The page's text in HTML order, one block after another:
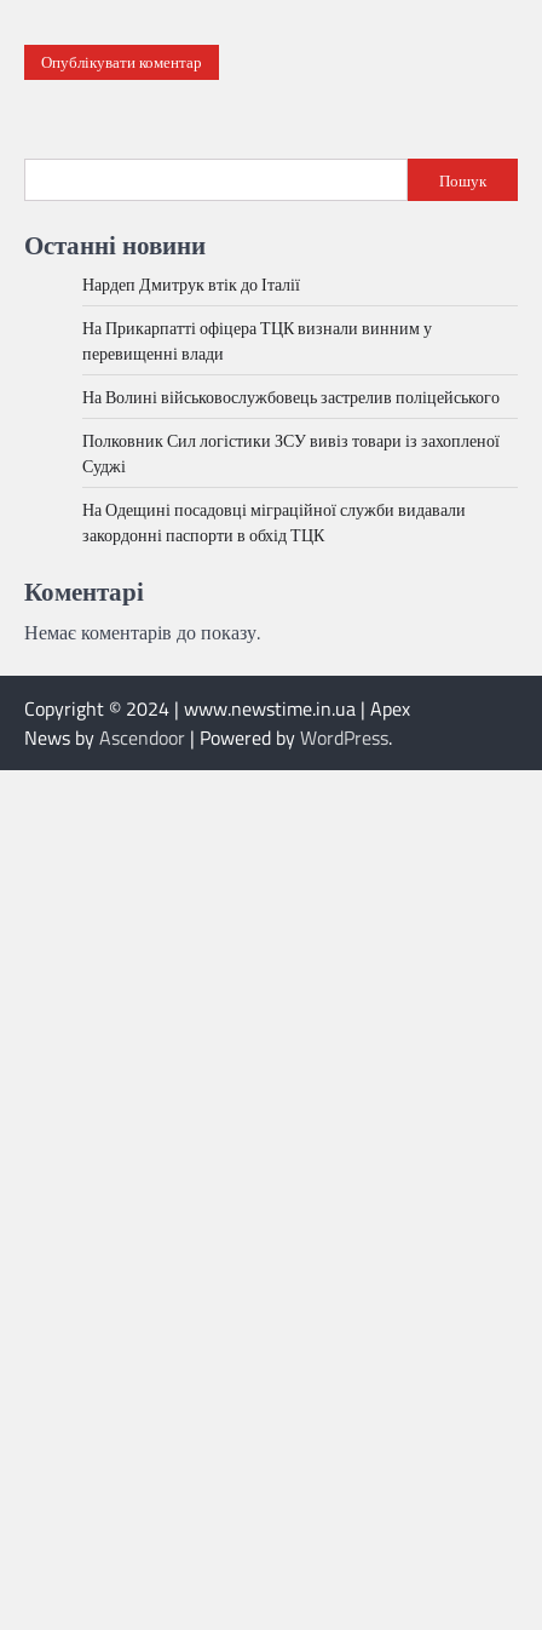
Пошук
Останні новини
Нардеп Дмитрук втік до Італії
На Прикарпатті офіцера ТЦК визнали винним у
перевищенні влади
На Волині військовослужбовець застрелив поліцейського
Полковник Сил логістики ЗСУ вивіз товари із захопленої
Суджі
На Одещині посадовці міграційної служби видавали
закордонні паспорти в обхід ТЦК
Коментарі
Немає коментарів до показу.
Copyright © 2024 | www.newstime.in.ua | Apex
News byAscendoor | Powered byWordPress.